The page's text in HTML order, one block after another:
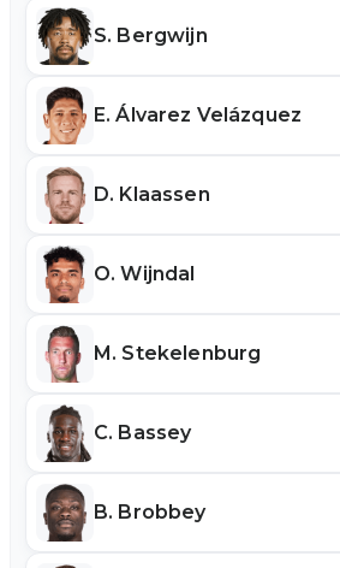
S. Bergwijn
E. Álvarez Velázquez
D. Klaassen
O. Wijndal
M. Stekelenburg
C. Bassey
B. Brobbey